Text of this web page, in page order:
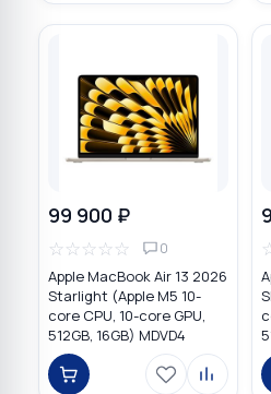
99 900 ₽
☆☆☆☆☆ 0
Apple MacBook Air 13 2026
Starlight (Apple M5 10-
core CPU, 10-core GPU,
512GB, 16GB) MDVD4